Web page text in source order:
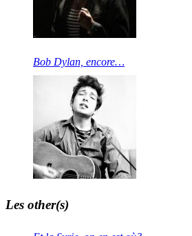
Bob Dylan, encore…
Les other(s)